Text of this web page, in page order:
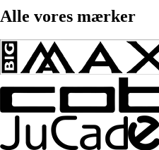
Alle vores mærker